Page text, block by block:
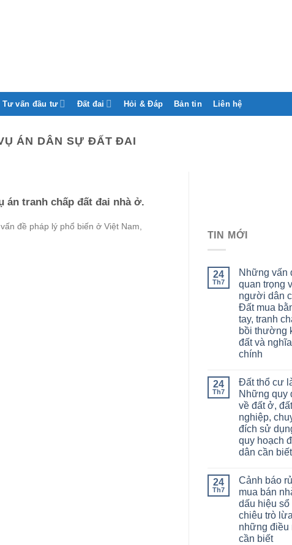
Tư vấn đầu tư Đất đai Hỏi & Đáp Bản tin Liên hệ
ÁN DÂN SỰ ĐẤT ĐAI
án tranh chấp đất đai nhà ở.
đề pháp lý phổ biến ở Việt Nam,
TIN MỚI
24
Th7
Những vấn
quan trọng
người dân
Đất mua
tay, tranh
bồi thường
đất và
chính
24
Th7
Đất thổ cư
Những quy
về đất ở,
nghiệp,
đích sử
quy hoạch
dân cần biết
24
Th7
Cảnh báo
mua bán
dấu hiệu sổ
chiêu trò
những
cần biết